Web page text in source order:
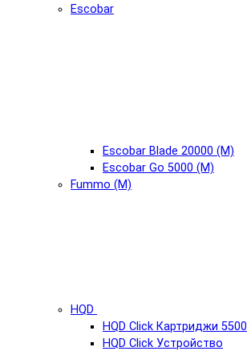
Escobar
Escobar Blade 20000 (М)
Escobar Go 5000 (М)
Fummo (М)
HQD
HQD Click Картриджи 5500
HQD Click Устройство